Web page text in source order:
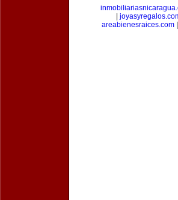
areabienesraices.com|